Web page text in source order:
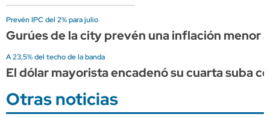
Prevén IPC del 2% para julio
Gurúes de la city prevén una inflación menor
A 23,5% del techo de la banda
El dólar mayorista encadenó su cuarta suba
Otras noticias